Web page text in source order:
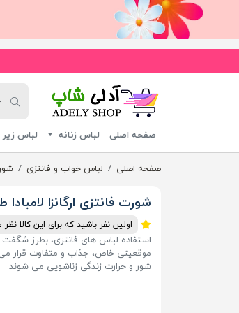
صفحه اصلی لباس زنانه لباس زیر
صفحه اصلی لباس خواب و فانتزی
شورت فانتزی ارگانزا
اولین نفر باشید که برای این کالا
استفاده لباس های فانتزی، بطرز شگفت
موقعیتی خاص، جذاب و متفاوت قرار
شور و حرارت زندگی زناشویی می شوند